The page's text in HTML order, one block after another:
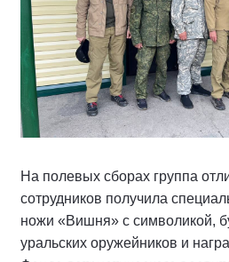
На полевых сборах группа
сотрудников получила
ножи «Вишня» с символикой,
уральских оружейников и